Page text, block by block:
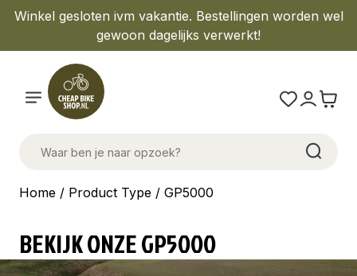
Winkel gesloten ivm vakantie. Bestellingen worden wel
gewoon dagelijks verwerkt!
Home / Product Type / GP5000
BEKIJK ONZE GP5000